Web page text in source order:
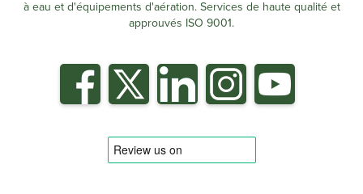
à eau et d'équipements d'aération. Services de haute qualité et
approuvés ISO 9001.